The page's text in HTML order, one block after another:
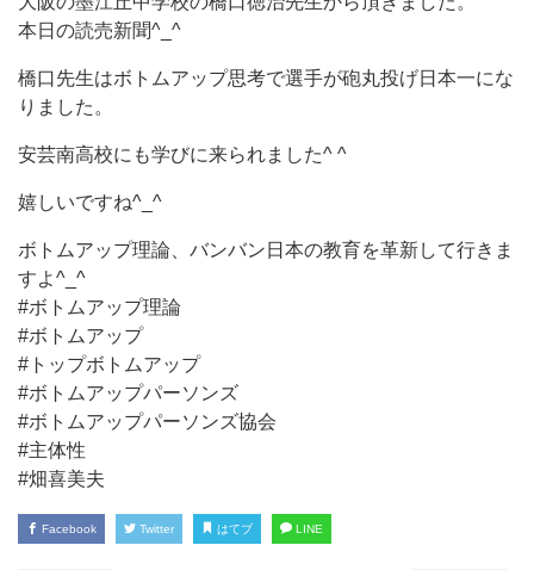
本日の読売新聞^_^
橋口先生はボトムアップ思考で選手が砲丸投げ日本一にな
りました。
安芸南高校にも学びに来られました^ ^
嬉しいですね^_^
ボトムアップ理論、バンバン日本の教育を革新して行きま
すよ^_^
#ボトムアップ理論
#ボトムアップ
#トップボトムアップ
#ボトムアップパーソンズ
#ボトムアップパーソンズ協会
#主体性
#畑喜美夫
Facebook Twitter はてブ LINE